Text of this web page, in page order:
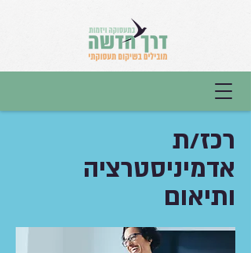
רכז/ת
אדמיניסטרציה
ותיאום